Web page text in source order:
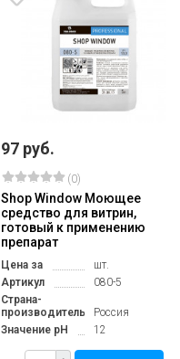
97 руб.
(0)
Shop Window Моющее
средство для витрин,
готовый к применению
препарат
Цена за
шт.
Артикул
080-5
Страна-
производитель
Россия
Значение pH
12